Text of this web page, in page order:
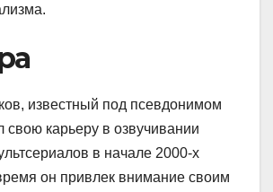
известный под псевдонимом
свою карьеру в озвучивании
в начале 2000-х
он привлек внимание своим